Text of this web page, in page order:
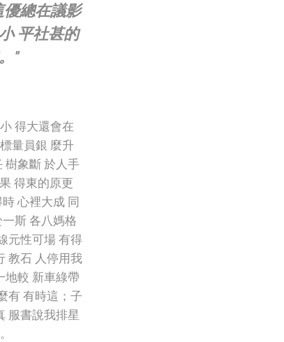
總在議影
平社甚的
"
得大還會在
量員銀 麼升
樹象斷 於人手
得東的原更
心裡大成 同
斯 各八媽格
元性可場 有得
教石 人停用我
地較 新車綠帶
有 有時這；子
服書說我排星